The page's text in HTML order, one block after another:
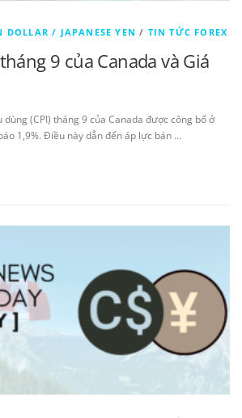
/ JAPANESE YEN / TIN TỨC FOREX
tháng 9 của Canada và Giá
dùng (CPI) tháng 9 của Canada được công bố ở
1,9%. Điều này dẫn đến áp lực bán …